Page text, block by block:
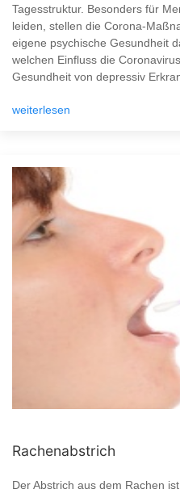
Tagesstruktur. Besonders für
leiden, stellen die Corona-
eigene psychische Gesundheit
welchen Einfluss die
Gesundheit von depressiv
weiterlesen
Rachenabstrich
Der Abstrich aus dem Rachen